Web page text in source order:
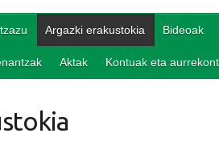
Argazki erakustokia Bideoak
Aktak Kontuak eta